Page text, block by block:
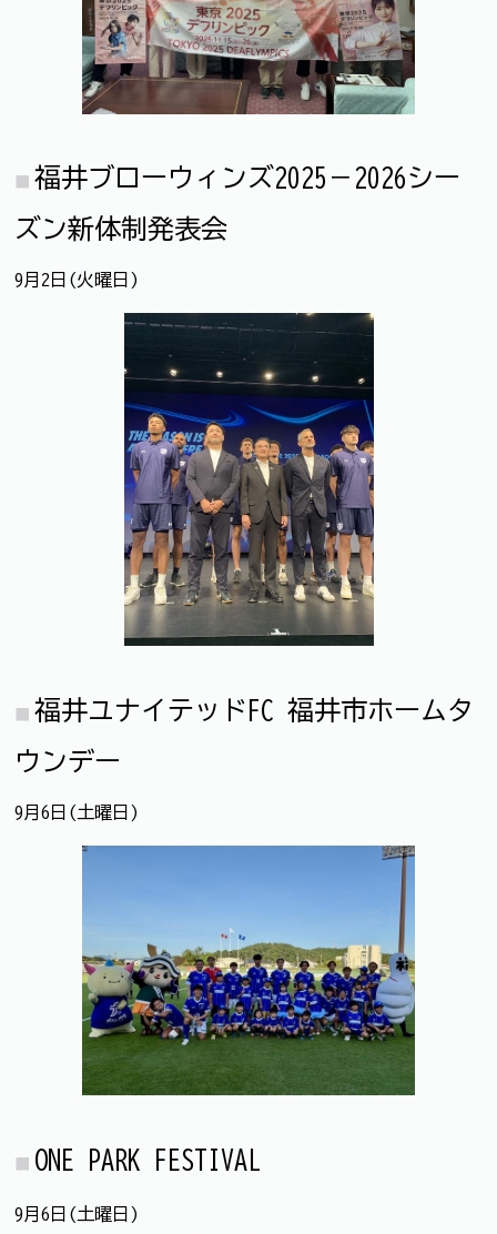
福井ブローウィンズ2025－2026シー
ズン新体制発表会
9月2日(火曜日)
福井ユナイテッドFC 福井市ホームタ
ウンデー
9月6日(土曜日)
ONE PARK FESTIVAL
9月6日(土曜日)